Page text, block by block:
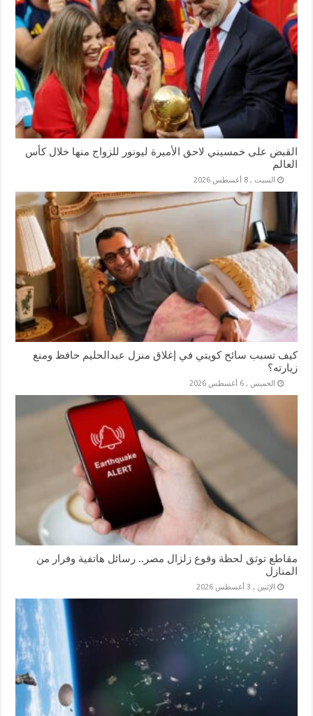
القبض على خمسيني لاحق الأميرة ليونور للزواج منها خلال كأس
العالم
السبت , 8 أغسطس 2026
كيف تسبب سائح كويتي في إغلاق منزل عبدالحليم حافظ ومنع
زيارته؟
الخميس , 6 أغسطس 2026
مقاطع توثق لحظة وقوع زلزال مصر.. رسائل هاتفية وفرار من
المنازل
الإثنين , 3 أغسطس 2026